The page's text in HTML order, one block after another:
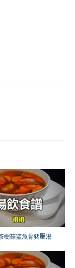
樹菇鯊魚骨豬𦟌湯